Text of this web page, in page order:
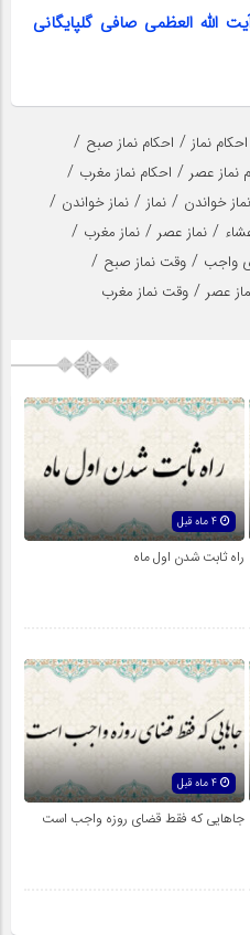
الله العظمی صافی گلپایگانی
احکام نماز / احکام نماز صبح /
نماز عصر / احکام نماز مغرب /
خواندن / نماز / نماز خواندن /
/ نماز عصر / نماز مغرب /
واجب / وقت نماز صبح /
عصر / وقت نماز مغرب
راه ثابت شدن اول ماه
جاهایى که فقط قضاى روزه واجب است